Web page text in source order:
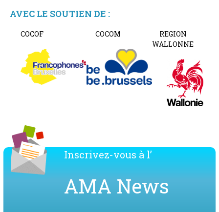
AVEC LE SOUTIEN DE :
COCOF COCOM
REGION
WALLONNE
Inscrivez-vous à l’
AMA News